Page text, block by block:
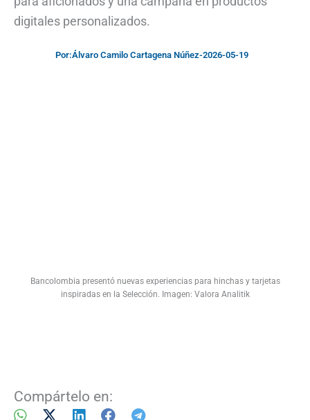
digitales personalizados.
Por:Álvaro Camilo Cartagena Núñez-2026-05-19
Bancolombia presentó nuevas experiencias para hinchas y tarjetas
inspiradas en la Selección. Imagen: Valora Analitik
Compártelo en: